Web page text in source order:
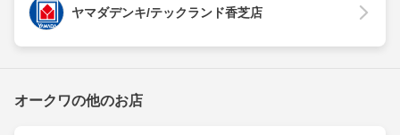
ヤマダデンキ/テックランド香芝店
オークワの他のお店